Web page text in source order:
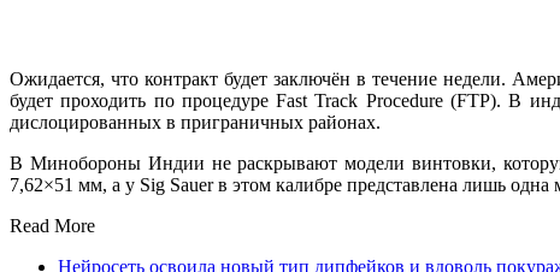
Ожидается, что контракт будет заключён в течение недели.
будет проходить по процедуре Fast Track Procedure (FTP). В
дислоцированных в приграничных районах.
В Минобороны Индии не раскрывают модели винтовки,
7,62×51 мм, а у Sig Sauer в этом калибре представлена лишь
Read More
Нейросеть освоила новый тип дипфейков и вдоволь